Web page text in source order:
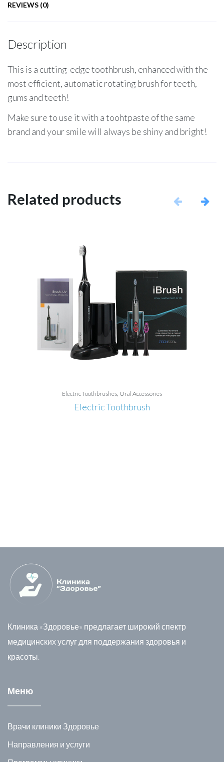
REVIEWS (0)
Description
This is a cutting-edge toothbrush, enhanced with the
most efficient, automatic rotating brush for teeth,
gums and teeth!
Make sure to use it with a toohtpaste of the same
brand and your smile will always be shiny and bright!
Related products
Electric Toothbrushes Oral Accessories
Electric Toothbrush
Клиника «Здоровье» предлагает широкий спектр
медицинских услуг для поддержания здоровья и
красоты.
Меню
Врачи клиники Здоровье
Направления и услуги